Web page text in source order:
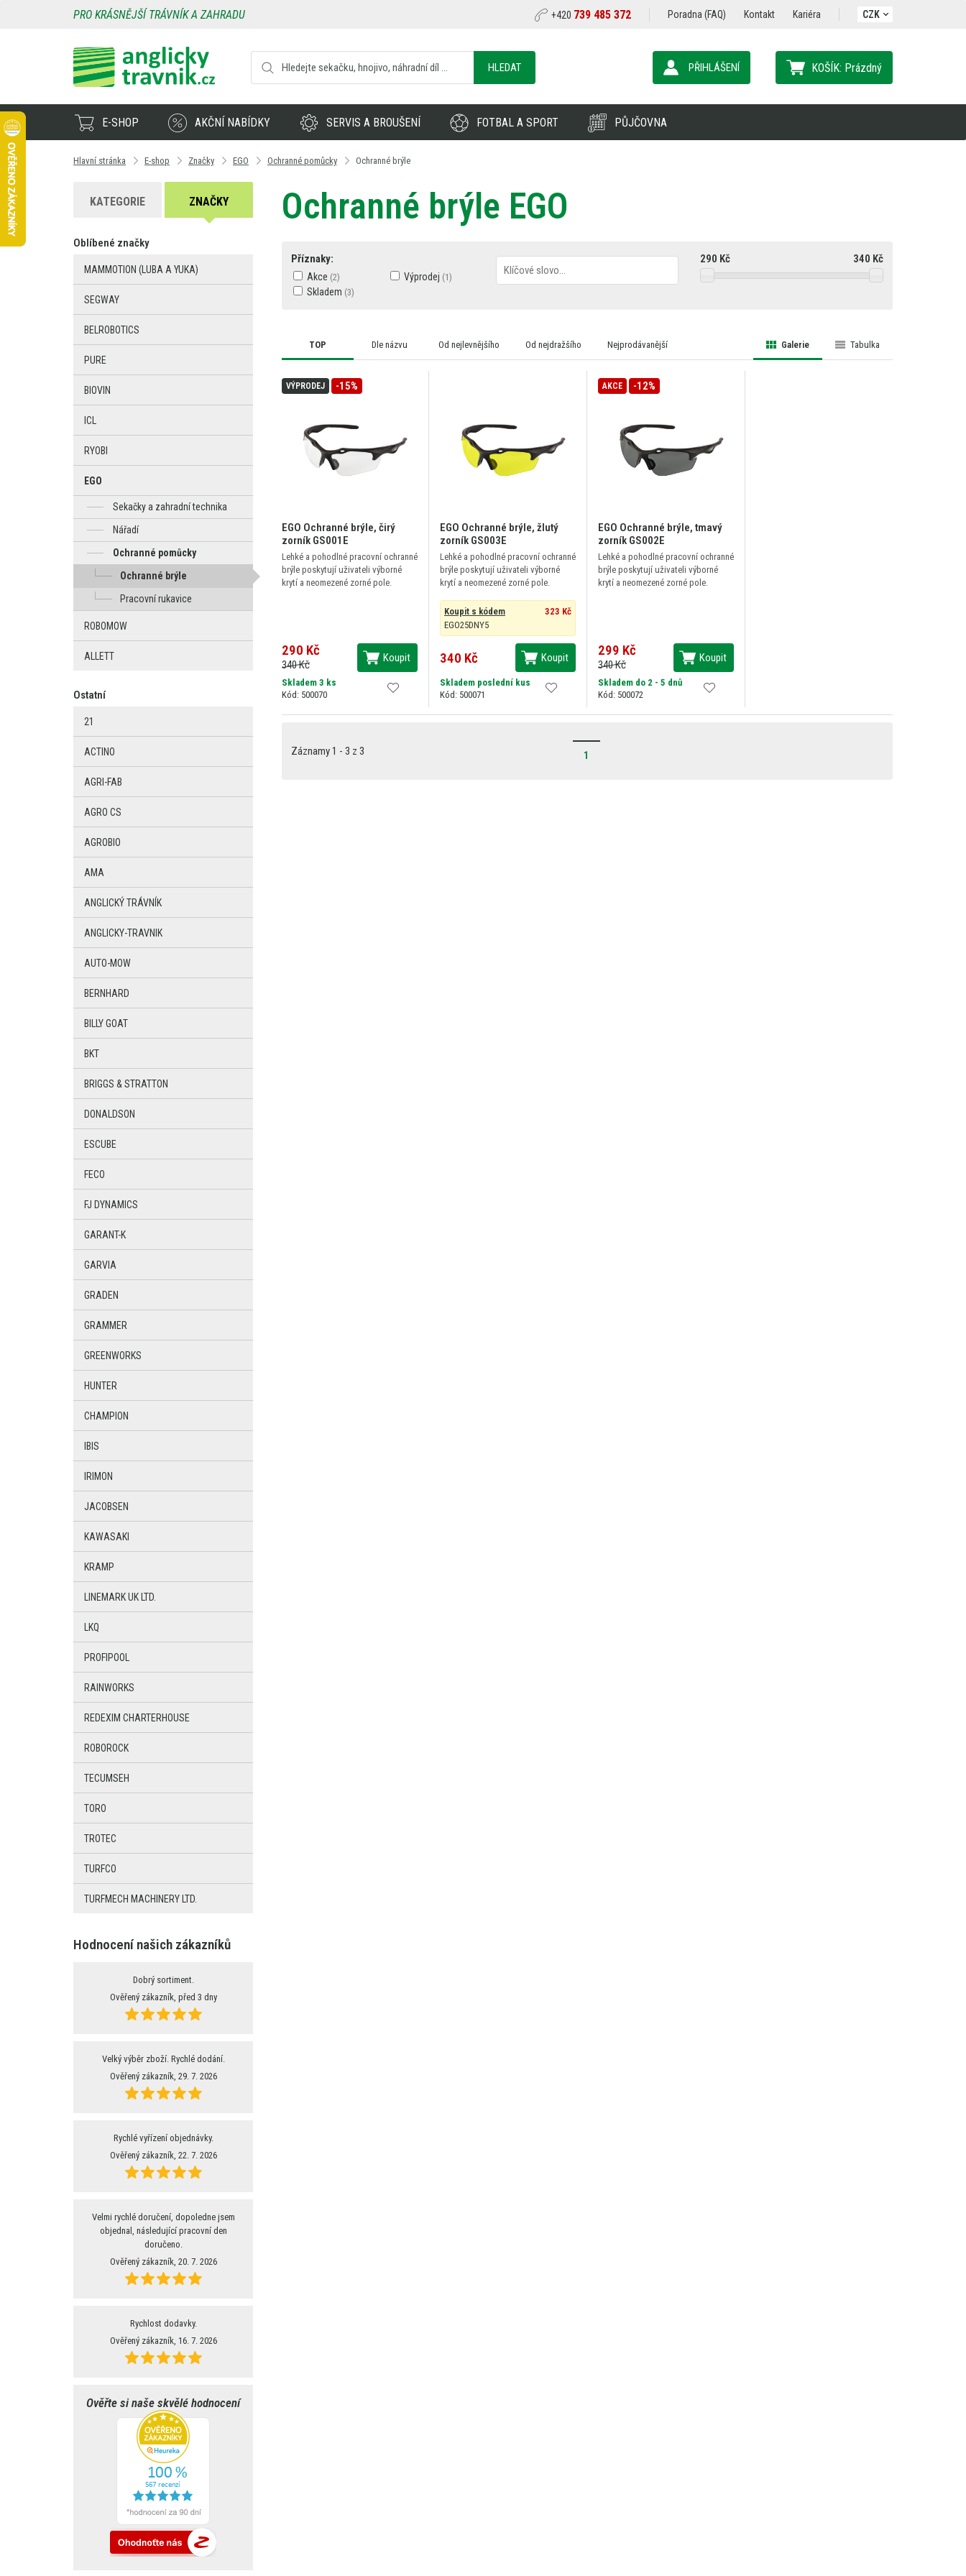
PRO KRÁSNĚJŠÍ TRÁVNÍK A ZAHRADU +420 739 485 372 Poradna (FAQ) Kontakt Kariéra CZK
HLEDAT KOŠÍK: Prázdný
PŘIHLÁŠENÍ
E-SHOP AKČNÍ NABÍDKY SERVIS A BROUŠENÍ FOTBAL A SPORT PŮJČOVNA
Hlavní stránka E-shop Značky EGO Ochranné pomůcky Ochranné brýle
Ochranné brýle EGO
Příznaky:
Akce
Skladem
Výprodej
290 Kč 340 Kč
TOP Dle názvu Od nejlevnějšího Od nejdražšího Nejprodávanější Tabulka
Galerie
VÝPRODEJ -15%
EGO Ochranné brýle, čirý
zorník GS001E
Lehké a pohodlné pracovní ochranné
brýle poskytují uživateli výborné
krytí a neomezené zorné pole.
290 Kč
340 Kč
Koupit
Skladem 3 ks
Kód: 500070
EGO Ochranné brýle, žlutý
zorník GS003E
Lehké a pohodlné pracovní ochranné
brýle poskytují uživateli výborné
krytí a neomezené zorné pole.
Koupit s kódem
EGO25DNY5
323 Kč
340 Kč Koupit
Skladem poslední kus
Kód: 500071
AKCE -12%
EGO Ochranné brýle, tmavý
zorník GS002E
Lehké a pohodlné pracovní ochranné
brýle poskytují uživateli výborné
krytí a neomezené zorné pole.
299 Kč
340 Kč
Koupit
Skladem do 2 - 5 dnů
Kód: 500072
Záznamy 1 - 3 z 3 1
KATEGORIE ZNAČKY
Oblíbené značky
MAMMOTION (LUBA A YUKA)
SEGWAY
BELROBOTICS
PURE
BIOVIN
ICL
RYOBI
EGO
Sekačky a zahradní technika
Nářadí
Ochranné pomůcky
Ochranné brýle
Pracovní rukavice
ROBOMOW
ALLETT
Ostatní
21
ACTINO
AGRI-FAB
AGRO CS
AGROBIO
AMA
ANGLICKÝ TRÁVNÍK
ANGLICKY-TRAVNIK
AUTO-MOW
BERNHARD
BILLY GOAT
BKT
BRIGGS & STRATTON
DONALDSON
ESCUBE
FECO
FJ DYNAMICS
GARANT-K
GARVIA
GRADEN
GRAMMER
GREENWORKS
HUNTER
CHAMPION
IBIS
IRIMON
JACOBSEN
KAWASAKI
KRAMP
LINEMARK UK LTD.
LKQ
PROFIPOOL
RAINWORKS
REDEXIM CHARTERHOUSE
ROBOROCK
TECUMSEH
TORO
TROTEC
TURFCO
TURFMECH MACHINERY LTD.
Hodnocení našich zákazníků
Dobrý sortiment.
Ověřený zákazník, před 3 dny
Velký výběr zboží. Rychlé dodání.
Ověřený zákazník, 29. 7. 2026
Rychlé vyřízení objednávky.
Ověřený zákazník, 22. 7. 2026
Velmi rychlé doručení, dopoledne jsem
objednal, následující pracovní den
doručeno.
Ověřený zákazník, 20. 7. 2026
Rychlost dodavky.
Ověřený zákazník, 16. 7. 2026
Ověřte si naše skvělé hodnocení